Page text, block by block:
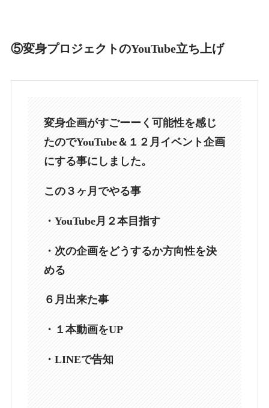
⑤変身プロジェクトのYouTube立ち上げ
変身企画がすごーーく可能性を感じ
たのでYouTube＆１２月イベント企画
にする事にしました。
この３ヶ月でやる事
・YouTube月２本目指す
・次の企画をどうするか方向性を決
める
６月出来た事
・１本動画をUP
・LINEで告知